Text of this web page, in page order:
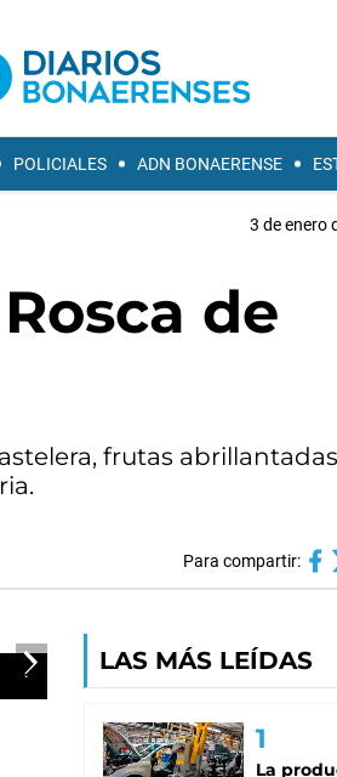
POLICIALES ADN BONAERENSE
3 de enero
de
frutas
Para compartir:
LAS MÁS LEÍDAS
La